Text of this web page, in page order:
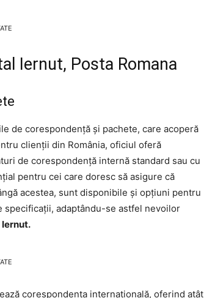
Iernut, Posta Romana
de corespondență și pachete, care acoperă
clienții din România, oficiul oferă
de corespondență internă standard sau cu
pentru cei care doresc să asigure că
acestea, sunt disponibile și opțiuni pentru
adaptându-se astfel nevoilor
corespondența internațională, oferind atât